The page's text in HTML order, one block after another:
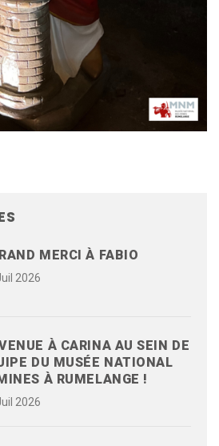
MERCI À FABIO
2026
À CARINA AU SEIN DE
DU MUSÉE NATIONAL
À RUMELANGE !
2026